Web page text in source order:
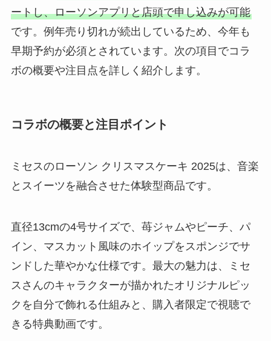
ートし、ローソンアプリと店頭で申し込みが可能
です。例年売り切れが続出しているため、今年も
早期予約が必須とされています。次の項目でコラ
ボの概要や注目点を詳しく紹介します。
コラボの概要と注目ポイント
ミセスのローソン クリスマスケーキ 2025は、音楽
とスイーツを融合させた体験型商品です。
直径13cmの4号サイズで、苺ジャムやピーチ、パ
イン、マスカット風味のホイップをスポンジでサ
ンドした華やかな仕様です。最大の魅力は、ミセ
スさんのキャラクターが描かれたオリジナルピッ
クを自分で飾れる仕組みと、購入者限定で視聴で
きる特典動画です。